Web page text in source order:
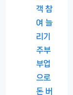
객 참
여 늘
리기
주부
부업
으로
돈 버